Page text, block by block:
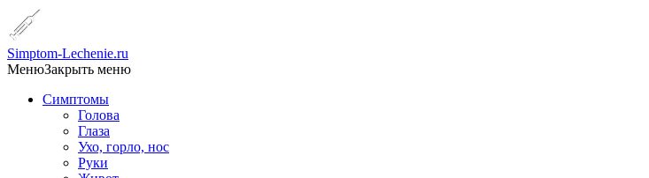
Simptom-Lechenie.ru
МенюЗакрыть меню
Симптомы
Голова
Глаза
Ухо, горло, нос
Руки